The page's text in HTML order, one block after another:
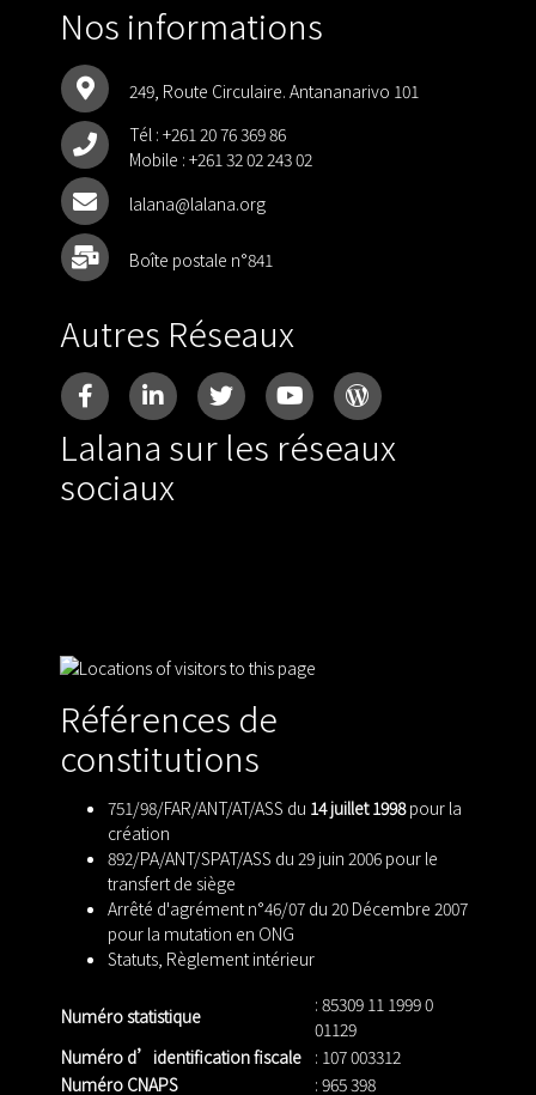
Nos informations
249, Route Circulaire. Antananarivo 101
Tél : +261 20 76 369 86
Mobile : +261 32 02 243 02
lalana@lalana.org
Boîte postale n°841
Autres Réseaux
Lalana sur les réseaux
sociaux
Références de
constitutions
751/98/FAR/ANT/AT/ASS du 14 juillet 1998pour la
création
892/PA/ANT/SPAT/ASS du 29 juin 2006 pour le
transfert de siège
Arrêté d'agrément n°46/07 du 20 Décembre 2007
pour la mutation en ONG
Statuts Règlement intérieur
Numéro statistique
: 85309 11 1999 0
01129
Numéro d’identification fiscale : 107 003312
Numéro CNAPS
: 965 398